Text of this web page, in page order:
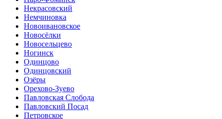
Некрасовский
Немчиновка
Новоивановское
Новосёлки
Новосельцево
Ногинск
Одинцово
Одинцовский
Озёры
Орехово-Зуево
Павловская Слобода
Павловский Посад
Петровское